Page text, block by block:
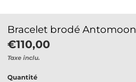
Bracelet brodé Antomoon
€110,00
Taxe inclu.
Quantité